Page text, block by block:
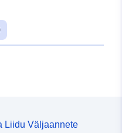
], [
48.9646549 ], [
Liidu Väljaannete